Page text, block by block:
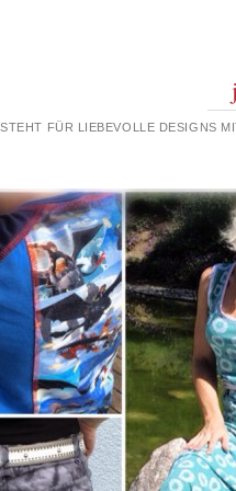
FÜR LIEBEVOLLE DESIGNS